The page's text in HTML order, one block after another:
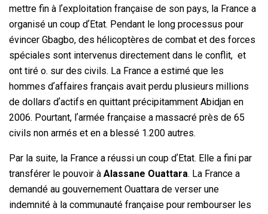
mettre fin à lʼexploitation française de son pays, la France a
organisé un coup dʼEtat. Pendant le long processus pour
évincer Gbagbo, des hélicoptères de combat et des forces
spéciales sont intervenus directement dans le conflit, et
ont tiré o. sur des civils. La France a estimé que les
hommes dʼaffaires français avait perdu plusieurs millions
de dollars dʼactifs en quittant précipitamment Abidjan en
2006. Pourtant, lʼarmée française a massacré près de 65
civils non armés et en a blessé 1.200 autres.
Par la suite, la France a réussi un coup dʼEtat. Elle a fini par
transférer le pouvoir à Alassane Ouattara. La France a
demandé au gouvernement Ouattara de verser une
indemnité à la communauté française pour rembourser les